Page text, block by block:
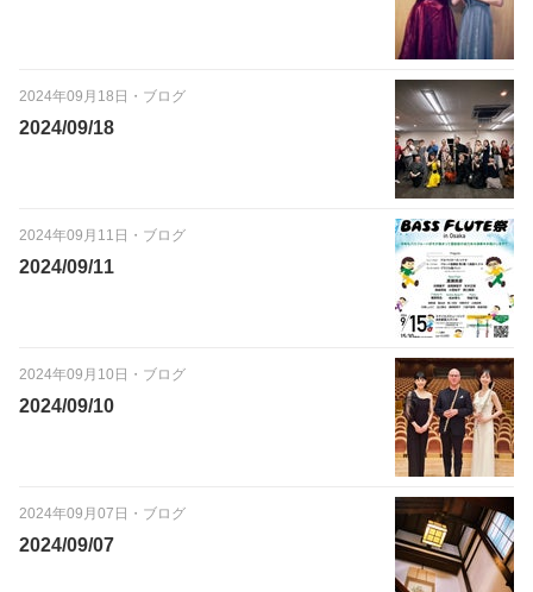
2024年09月18日 ・ ブログ
2024/09/18
2024年09月11日 ・ ブログ
2024/09/11
2024年09月10日 ・ ブログ
2024/09/10
2024年09月07日 ・ ブログ
2024/09/07